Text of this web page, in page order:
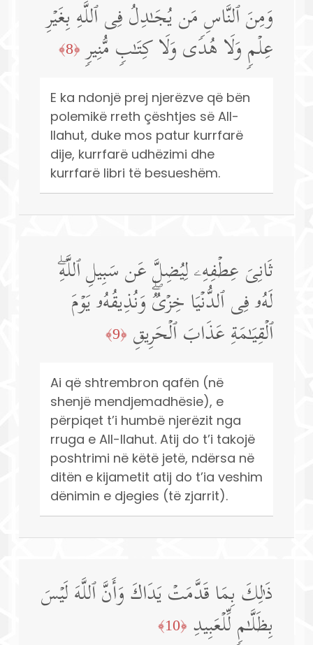
وَمِنَ ٱلنَّاسِ مَن یُجَـٰدِلُ فِی ٱللَّهِ بِغَیۡرِ
عِلۡمࣲ وَلَا هُدࣰى وَلَا كِتَـٰبࣲ مُّنِیرࣲ ﴿8﴾
E ka ndonjë prej njerëzve që bën
polemikë rreth çështjes së All-
llahut, duke mos patur kurrfarë
dije, kurrfarë udhëzimi dhe
kurrfarë libri të besueshëm.
ثَانِیَ عِطۡفِهِۦ لِیُضِلَّ عَن سَبِیلِ ٱللَّهِۖ
لَهُۥ فِی ٱلدُّنۡیَا خِزۡیࣱۖ وَنُذِیقُهُۥ یَوۡمَ
ٱلۡقِیَـٰمَةِ عَذَابَ ٱلۡحَرِیقِ ﴿9﴾
Ai që shtrembron qafën (në
shenjë mendjemadhësie), e
përpiqet t’i humbë njerëzit nga
rruga e All-llahut. Atij do t’i takojë
poshtrimi në këtë jetë, ndërsa në
ditën e kijametit atij do t’ia veshim
dënimin e djegies (të zjarrit).
ذَ ٰ⁠لِكَ بِمَا قَدَّمَتۡ یَدَاكَ وَأَنَّ ٱللَّهَ لَیۡسَ
بِظَلَّـٰمࣲ لِّلۡعَبِیدِ ﴿10﴾